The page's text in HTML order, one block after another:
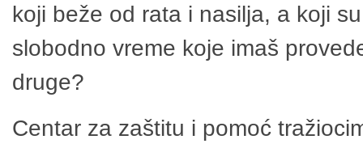
koji beže od rata i nasilja, a koji
slobodno vreme koje imaš
druge?
Centar za zaštitu i pomoć